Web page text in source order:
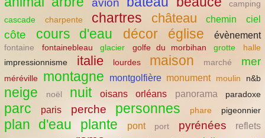
camping
cascade
charpente chartres château chemin ciel
côte cours d'eau décor église évènement
fontaine fontainebleau glacier golfe du morbihan grotte
halle
impressionnisme
italie lourdes maison marché mer
méréville montagne montgolfière monument moulin n&b
neige noël nuit oisans orléans panorama paradoxe
parc paris perche personnes phare pigeonnier
plan d'eau plante pont port pyrénées reflets